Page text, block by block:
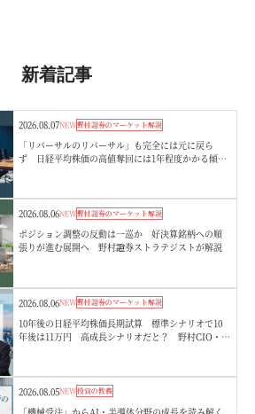
新着記事
2026.08.07NEW野村證券のマーケット解説
「リバーサルのリバーサル」も完全には元に戻ら
ず 日経平均株価の高値奪回には1年程度かかる傾
2026.08.06NEW野村證券のマーケット解説
ポジション調整の反動は一巡か 好決算銘柄への順
張りが進む展開へ 野村證券ストラテジストが解説
2026.08.06NEW野村證券のマーケット解説
10年後の日経平均株価長期試算 標準シナリオで10
年後は11万円 高成長シナリオだと？ 野村CIO・宮
2026.08.05NEW投資の教養